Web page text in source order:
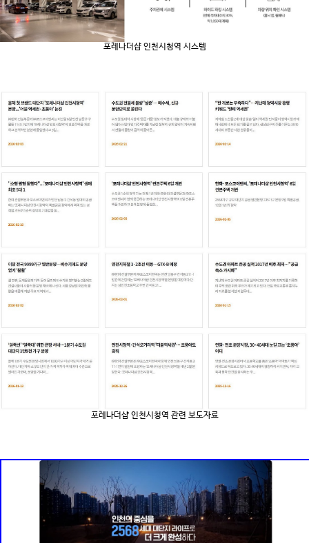
포레나더샵 인천시청역 시스템
포레나더샵 인천시청역 관련 보도자료